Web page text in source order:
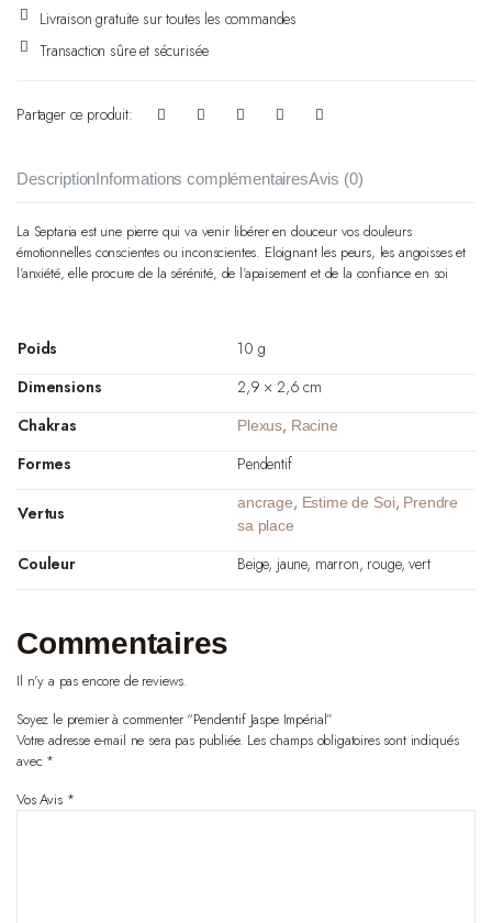
Livraison gratuite sur toutes les commandes
Transaction sûre et sécurisée
Partager ce produit:
DescriptionInformations complémentairesAvis (0)
La Septaria est une pierre qui va venir libérer en douceur vos douleurs
émotionnelles conscientes ou inconscientes. Eloignant les peurs, les angoisses et
l’anxiété, elle procure de la sérénité, de l’apaisement et de la confiance en soi
Poids
10 g
Dimensions
2,9 × 2,6 cm
Chakras
Plexus, Racine
Formes Pendentif
Vertus ancrage, Estime de Soi, Prendre
sa place
Couleur Beige, jaune, marron, rouge, vert
Commentaires
Il n'y a pas encore de reviews.
Soyez le premier à commenter “Pendentif Jaspe Impérial”
Votre adresse e-mail ne sera pas publiée. Les champs obligatoires sont indiqués
avec *
Vos Avis *